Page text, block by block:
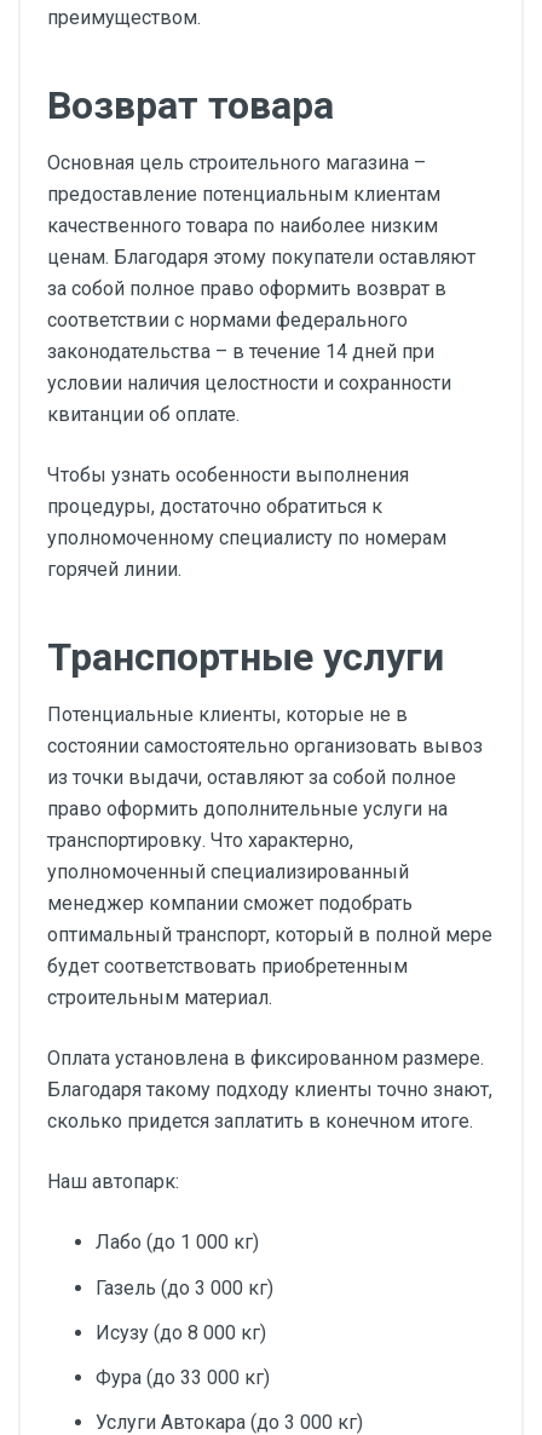
преимуществом.
Возврат товара
Основная цель строительного магазина –
предоставление потенциальным клиентам
качественного товара по наиболее низким
ценам. Благодаря этому покупатели оставляют
за собой полное право оформить возврат в
соответствии с нормами федерального
законодательства – в течение 14 дней при
условии наличия целостности и сохранности
квитанции об оплате.
Чтобы узнать особенности выполнения
процедуры, достаточно обратиться к
уполномоченному специалисту по номерам
горячей линии.
Транспортные услуги
Потенциальные клиенты, которые не в
состоянии самостоятельно организовать вывоз
из точки выдачи, оставляют за собой полное
право оформить дополнительные услуги на
транспортировку. Что характерно,
уполномоченный специализированный
менеджер компании сможет подобрать
оптимальный транспорт, который в полной мере
будет соответствовать приобретенным
строительным материал.
Оплата установлена в фиксированном размере.
Благодаря такому подходу клиенты точно знают,
сколько придется заплатить в конечном итоге.
Наш автопарк:
Лабо (до 1 000 кг)
Газель (до 3 000 кг)
Исузу (до 8 000 кг)
Фура (до 33 000 кг)
Услуги Автокара (до 3 000 кг)